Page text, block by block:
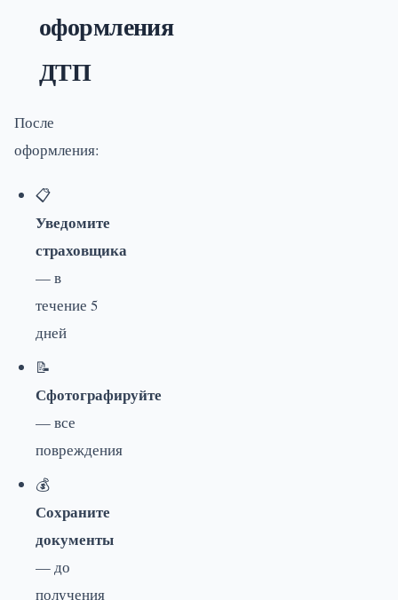
оформления
ДТП
После
оформления:
📋
Уведомите
страховщика
— в
течение 5
дней
📝
Сфотографируйте
— все
повреждения
💰
Сохраните
документы
— до
получения